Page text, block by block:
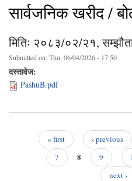
सार्वजनिक खरीद /
मितिः २०८३/०२/२१,
Submitted on:Thu, 06/04/2026 - 17:50
दस्तावेज:
PashuB.pdf
« first ‹ previous
7
8 9
next ›